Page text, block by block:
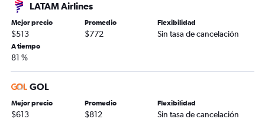
LATAM Airlines
Mejor precio
$513
Promedio
$772
Flexibilidad
Sin tasa de cancelación
A tiempo
81 %
GOL
Mejor precio
$613
Promedio
$812
Flexibilidad
Sin tasa de cancelación